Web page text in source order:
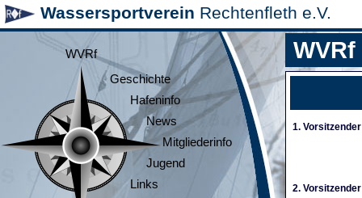
Wassersportverein Rechtenfleth e.V.
WVRf
Geschichte
Hafeninfo
News
Mitgliederinfo
Jugend
Links
WVRf
1.
2.